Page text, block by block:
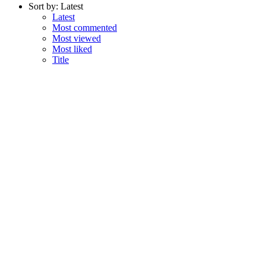
Sort by: Latest
Latest
Most commented
Most viewed
Most liked
Title